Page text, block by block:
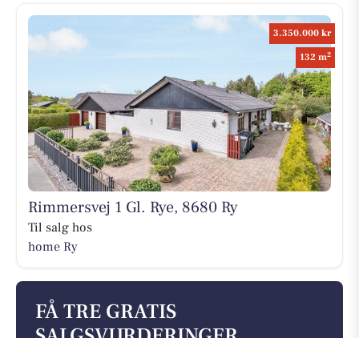
3.350.000 kr
132 m2
Rimmersvej 1 Gl. Rye, 8680 Ry
Til salg hos
home Ry
FÅ TRE GRATIS